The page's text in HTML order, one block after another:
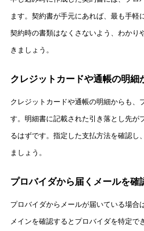
ます。契約書が手元にあれば、最も手軽
契約時の書類はなくさないよう、わかり
きましょう。
クレジットカードや通帳の明細
クレジットカードや通帳の明細からも、
す。明細書に記載された引き落とし先が
るはずです。指定した支払方法を確認し
ましょう。
プロバイダから届くメールを確
プロバイダからメールが届いている場合
メインを確認するとプロバイダを特定で